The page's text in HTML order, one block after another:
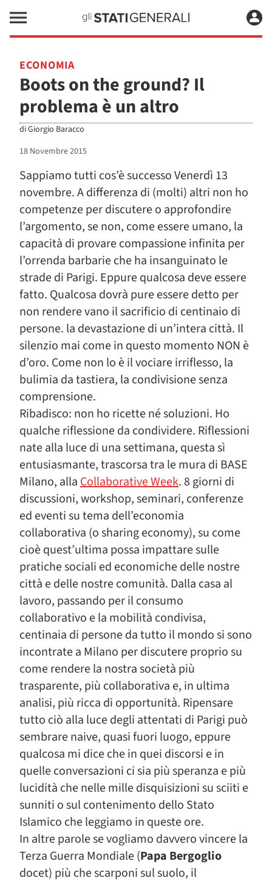
ECONOMIA
Boots on the ground? Il
problema è un altro
diGiorgio Baracco
18 Novembre 2015
Sappiamo tutti cos’è successo Venerdì 13
novembre. A differenza di (molti) altri non ho
competenze per discutere o approfondire
l’argomento, se non, come essere umano, la
capacità di provare compassione infinita per
l’orrenda barbarie che ha insanguinato le
strade di Parigi. Eppure qualcosa deve essere
fatto. Qualcosa dovrà pure essere detto per
non rendere vano il sacrificio di centinaio di
persone. la devastazione di un’intera città. Il
silenzio mai come in questo momento NON è
d’oro. Come non lo è il vociare irriflesso, la
bulimia da tastiera, la condivisione senza
comprensione.
Ribadisco: non ho ricette né soluzioni. Ho
qualche riflessione da condividere. Riflessioni
nate alla luce di una settimana, questa sì
entusiasmante, trascorsa tra le mura di BASE
Milano, allaCollaborative Week. 8 giorni di
discussioni, workshop, seminari, conferenze
ed eventi su tema dell’economia
collaborativa (o sharing economy), su come
cioè quest’ultima possa impattare sulle
pratiche sociali ed economiche delle nostre
città e delle nostre comunità. Dalla casa al
lavoro, passando per il consumo
collaborativo e la mobilità condivisa,
centinaia di persone da tutto il mondo si sono
incontrate a Milano per discutere proprio su
come rendere la nostra società più
trasparente, più collaborativa e, in ultima
analisi, più ricca di opportunità. Ripensare
tutto ciò alla luce degli attentati di Parigi può
sembrare naive, quasi fuori luogo, eppure
qualcosa mi dice che in quei discorsi e in
quelle conversazioni ci sia più speranza e più
lucidità che nelle mille disquisizioni su sciiti e
sunniti o sul contenimento dello Stato
Islamico che leggiamo in queste ore.
In altre parole se vogliamo davvero vincere la
Terza Guerra Mondiale (Papa Bergoglio
docet) più che scarponi sul suolo, il